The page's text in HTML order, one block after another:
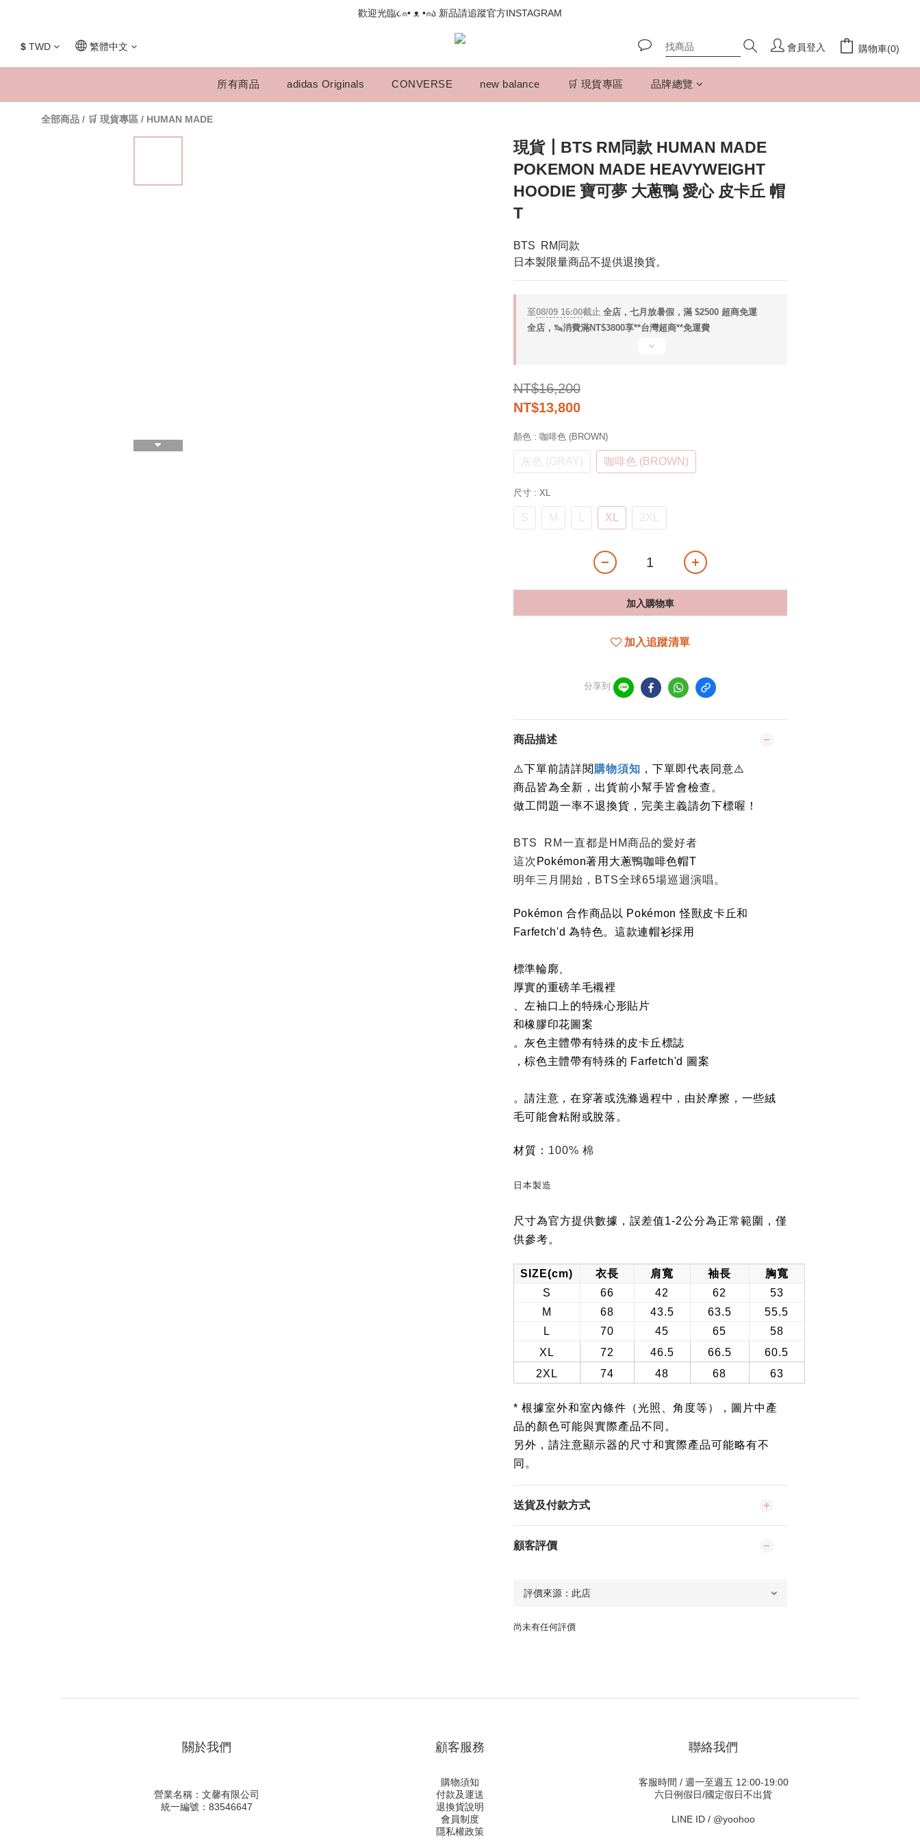
📣如果遇到結帳沒有反應，請另開瀏覽器 (不要直接從ig連結網站下單)
歡迎光臨૮⍝• ᴥ •⍝ა 新品請追蹤官方INSTAGRAM
📣如果遇到結帳沒有反應，請另開瀏覽器 (不要直接從ig連結網站下單)
$ TWD 繁體中文 會員登入 購物車(0)
所有商品 adidas Originals CONVERSE new balance 🛒 現貨專區 品牌總覽
全部商品 / 🛒 現貨專區 / HUMAN MADE
現貨┃BTS RM同款 HUMAN MADE
POKEMON MADE HEAVYWEIGHT
HOODIE 寶可夢 大蔥鴨 愛心 皮卡丘 帽
T
BTS  RM同款
日本製限量商品不提供退換貨。
至08/09 16:00截止全店，七月放暑假，滿 $2500 超商免運
全店，🦦消費滿NT$3800享**台灣超商**免運費
NT$16,200
NT$13,800
顏色 : 咖啡色 (BROWN)
灰色 (GRAY) 咖啡色 (BROWN)
尺寸 : XL
S M XL 2XL
加入購物車
加入追蹤清單
分享到
商品描述
⚠️下單前請詳閱購物須知 ，下單即代表同意⚠️
商品皆為全新，出貨前小幫手皆會檢查。
做工問題一率不退換貨，完美主義請勿下標喔！
BTS RM一直都是HM商品的愛好者
這次 Pokémon著用大蔥鴨咖啡色帽T
明年三月開始，BTS全球65場巡迴演唱。
Pokémon 合作商品以 Pokémon 怪獸皮卡丘和
Farfetch'd 為特色。這款連帽衫採用
標準輪廓、
厚實的重磅羊毛襯裡
、左袖口上的特殊心形貼片
和橡膠印花圖案
。灰色主體帶有特殊的皮卡丘標誌
，棕色主體帶有特殊的 Farfetch'd 圖案
。請注意，在穿著或洗滌過程中，由於摩擦，一些絨
毛可能會粘附或脫落。
材質： 100% 棉
日本製造
尺寸為官方提供數據，誤差值1-2公分為正常範圍，僅
供參考。
SIZE(cm) 衣長 肩寬 袖長
胸寬
S
66 42 62
53
M
68 43.5 63.5
55.5
L
70 45 65
58
XL
72 46.5 66.5
60.5
2XL
74 48 68 63
* 根據室外和室內條件（光照、角度等），圖片中產
品的顏色可能與實際產品不同。
另外，請注意顯示器的尺寸和實際產品可能略有不
同。
送貨及付款方式
顧客評價
尚未有任何評價
關於我們
營業名稱：文馨有限公司
統一編號：83546647
顧客服務
購物須知
付款及運送
退換貨說明
會員制度
隱私權政策
聯絡我們
客服時間 / 週一至週五 12:00-19:00
六日例假日/國定假日不出貨
LINE ID / @yoohoo